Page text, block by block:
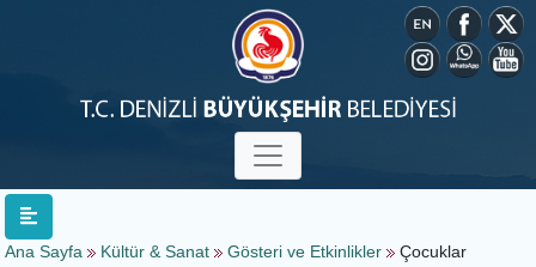
Ana Sayfa Kültür & Sanat Gösteri ve Etkinlikler
Çocuklar